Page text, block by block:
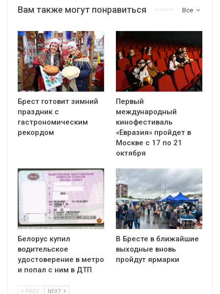
Все
Вам также могут понравиться
Брест готовит зимний
праздник с
гастрономическим
рекордом
Первый
международный
кинофестиваль
«Евразия» пройдет в
Москве с 17 по 21
октября
Белорус купил
водительское
удостоверение в метро
и попал с ним в ДТП
В Бресте в ближайшие
выходные вновь
пройдут ярмарки
PREV NEXT